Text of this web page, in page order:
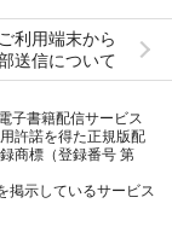
利用端末から
送信について
子書籍配信サービス
許諾を得た正規版配
商標（登録番号 第
掲示しているサービス